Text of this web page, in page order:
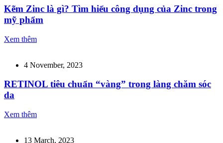
Kẽm Zinc là gì? Tìm hiểu công dụng của Zinc trong
mỹ phẩm
Xem thêm
4 November, 2023
RETINOL tiêu chuẩn “vàng” trong làng chăm sóc
da
Xem thêm
13 March, 2023